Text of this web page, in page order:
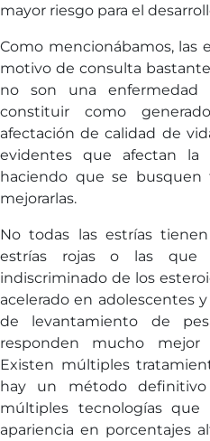
mayor riesgo para el
Como mencionábamos, las
motivo de consulta
no son una
constituir como
afectación de calidad de
evidentes que afectan la
haciendo que se
mejorarlas.
No todas las estrías
estrías rojas o las que
indiscriminado de los
acelerado en adolescentes
de levantamiento de
responden mucho
Existen múltiples
hay un método
múltiples tecnologías
apariencia en porcentajes